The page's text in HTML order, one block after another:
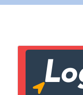
Lien vers